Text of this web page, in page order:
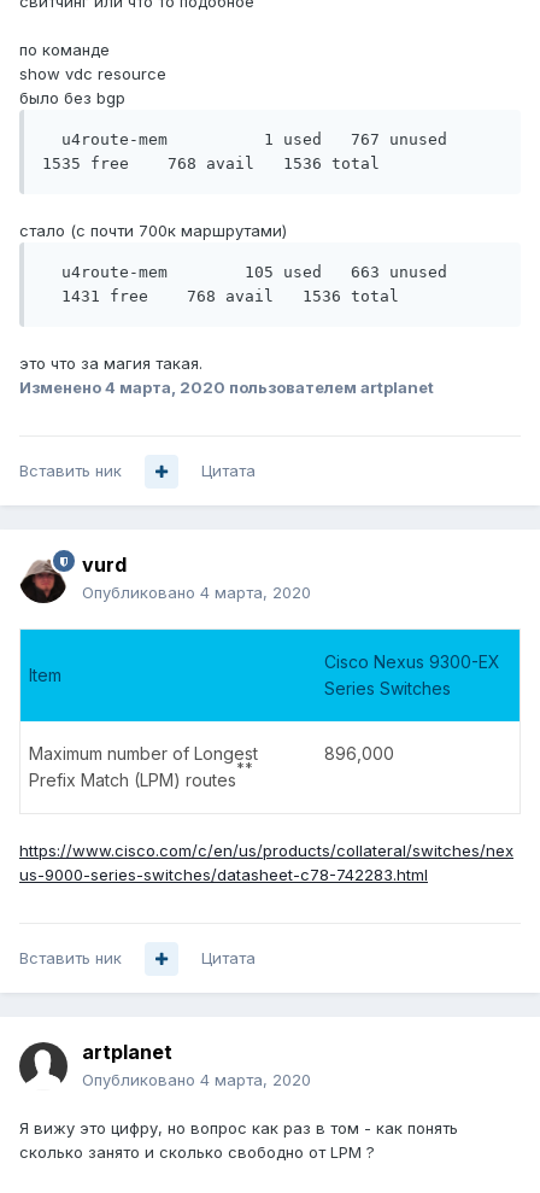
по команде
show vdc resource
было без bgp
u4route-mem          1 used   767 unused
1535 free    768 avail   1536 total
стало (с почти 700к маршрутами)
u4route-mem        105 used   663 unused
1431 free    768 avail   1536 total
это что за магия такая.
Изменено4 марта, 2020 пользователем artplanet
Вставить ник Цитата
vurd
Опубликовано 4 марта, 2020
Item
Cisco Nexus 9300-EX
Series Switches
Maximum number of Longest
Prefix Match (LPM) routes
**
896,000
https://www.cisco.com/c/en/us/products/collateral/switches/nex
us-9000-series-switches/datasheet-c78-742283.html
Вставить ник Цитата
artplanet
Опубликовано 4 марта, 2020
Я вижу это цифру, но вопрос как раз в том - как понять
сколько занято и сколько свободно от LPM ?